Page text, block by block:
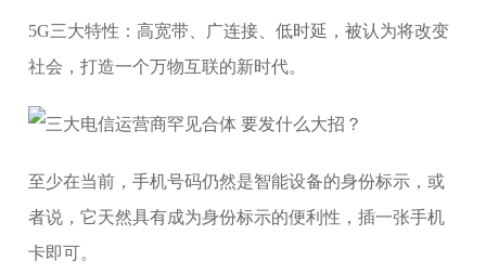
5G三大特性：高宽带、广连接、低时延，被认为将改变
社会，打造一个万物互联的新时代。
至少在当前，手机号码仍然是智能设备的身份标示，或
者说，它天然具有成为身份标示的便利性，插一张手机
卡即可。